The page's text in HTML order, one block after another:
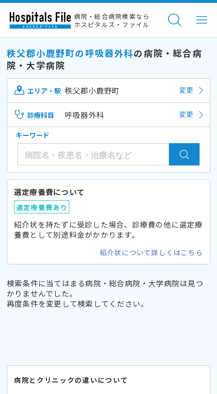
病院・総合病院検索なら
ホスピタルズ・ファイル
秩父郡小鹿野町の呼吸器外科の病院・総合病
院・大学病院
エリア・駅 秩父郡小鹿野町 変更
診療科目 呼吸器外科 変更
キーワード
選定療養費について
選定療養費あり
紹介状を持たずに受診した場合、診療費の他に選定療
養費として別途料金がかかります。
紹介状について詳しくはこちら
検索条件に当てはまる病院・総合病院・大学病院は見つ
かりませんでした。
再度条件を変更して検索してください。
病院とクリニックの違いについて